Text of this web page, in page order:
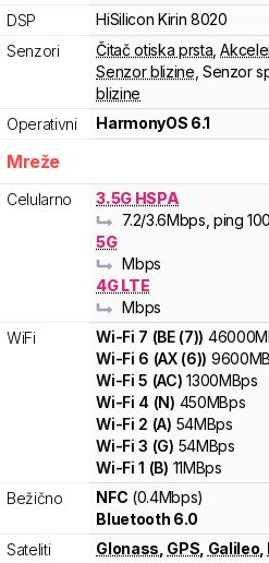
DSP
HiSilicon Kirin 8020
Senzori
Čitač otiska prsta ,
Senzor blizine Senzor
blizine
Operativni
HarmonyOS 6.1
Mreže
Celularno
3.5G HSPA
7.2/3.6Mbps , ping
5G
Mbps
4G LTE
Mbps
WiFi
Wi-Fi 7 (BE (7)) 46000
Wi-Fi 6 (AX (6)) 9600
Wi-Fi5 (AC) 1300MBps
Wi-Fi 4 (N) 450MBps
Wi-Fi 2 (A) 54MBps
Wi-Fi3 (G) 54MBps
Wi-Fi1 (B) 11MBps
Bežično
NFC (0.4Mbps)
Bluetooth 6.0
Sateliti
Glonass GPS Galileo